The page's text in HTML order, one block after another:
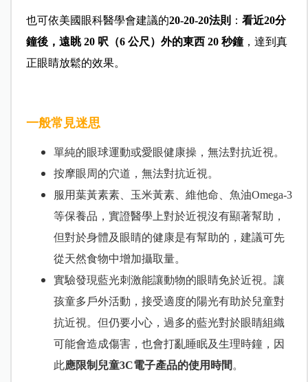
也可依美國眼科醫學會建議的20-20-20法則 ： 看近20分
鐘後，遠眺 20 呎（6 公尺）外的東西 20 秒鐘，達到真
正眼睛放鬆的效果。
一般常見迷思
單純的眼球運動或愛眼健康操，無法對抗近視。
按摩眼周的穴道，無法對抗近視。
服用葉黃素素、玉米黃素、維他命、魚油Omega-3
等保養品，實證醫學上對於近視沒有顯著幫助，
但對於身體及眼睛的健康是有幫助的，建議可先
從天然食物中增加攝取量。
實驗發現藍光刺激能讓動物的眼睛免於近視。讓
孩童多戶外活動，接受適度的陽光有助於兒童對
抗近視。但仍要小心，過多的藍光對於眼睛組織
可能會造成傷害，也會打亂睡眠及生理時鐘，因
此應限制兒童3C電子產品的使用時間 。